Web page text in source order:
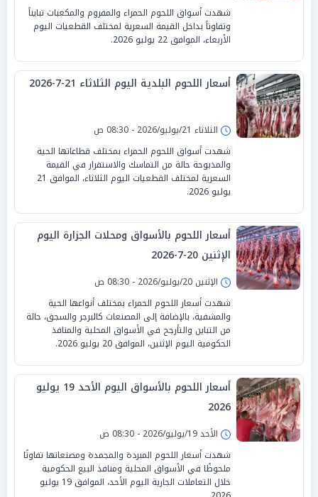
شهدت أسواق اللحوم الحمراء والمفروم والمكعبات تبايناً
وتفاوتاً بداخل القيمة السعرية لمختلف القطعيات اليوم
الأربعاء، الموافق 22 يوليو 2026.
أسعار اللحوم البلدية اليوم الثلاثاء 21-7-2026
الثلاثاء 21/يوليو/2026 - 08:30 ص
شهدت أسواق اللحوم الحمراء بمختلف قطاعاتها الحية
والمذبوحة حالة من التماسك والاستقرار في القيمة
السعرية لمختلف القطعيات اليوم الثلاثاء، الموافق 21
يوليو 2026.
أسعار اللحوم بالأسواق ومحلات الجزارة اليوم
الإثنين 20-7-2026
الإثنين 20/يوليو/2026 - 08:30 ص
شهدت أسعار اللحوم الحمراء بمختلف أنواعها الحية
والمشفية، بالإضافة إلى المصنعات كالبرجر والسجق، حالة
من التباين والتأرجح في الأسواق المحلية والمنافذ
الحكومية اليوم الإثنين، الموافق 20 يوليو 2026.
أسعار اللحوم بالأسواق اليوم الأحد 19 يوليو
2026
الأحد 19/يوليو/2026 - 08:30 ص
شهدت أسعار اللحوم المبردة والمجمدة ومصنعاتها تفاوتًا
ملحوظًا في الأسواق المحلية ومنافذ البيع الحكومية
خلال التعاملات الجارية اليوم الأحد، الموافق 19 يوليو